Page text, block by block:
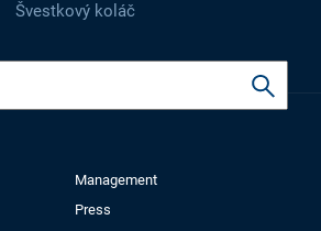
Švestkový koláč
Management
Press